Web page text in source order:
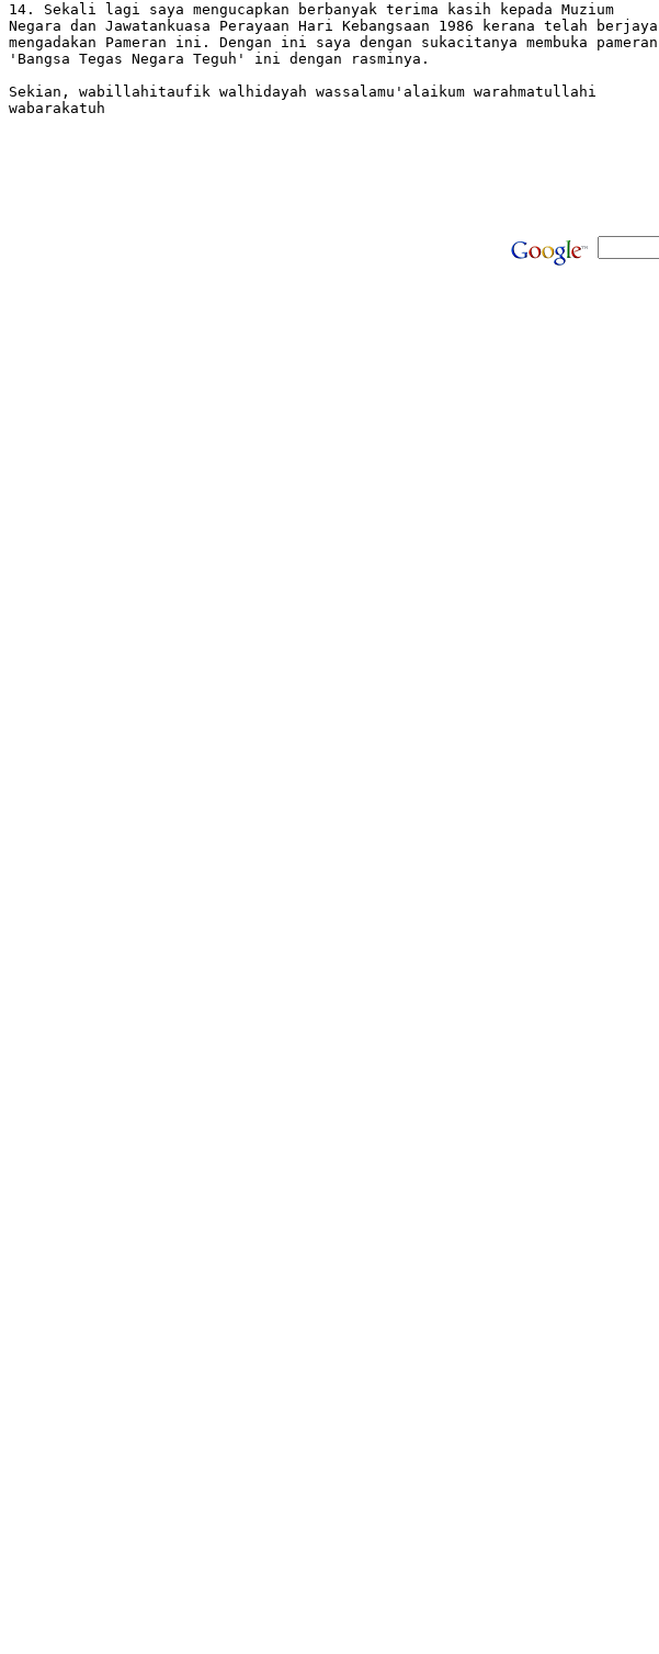
14. Sekali lagi saya mengucapkan berbanyak terima kasih kepada Muzium
Negara dan Jawatankuasa Perayaan Hari Kebangsaan 1986 kerana telah berjaya
mengadakan Pameran ini. Dengan ini saya dengan sukacitanya membuka pameran
'Bangsa Tegas Negara Teguh' ini dengan rasminya.
Sekian, wabillahitaufik walhidayah wassalamu'alaikum warahmatullahi
wabarakatuh